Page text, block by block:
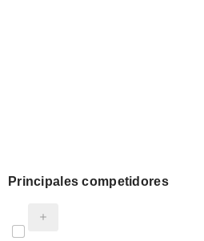
Principales competidores